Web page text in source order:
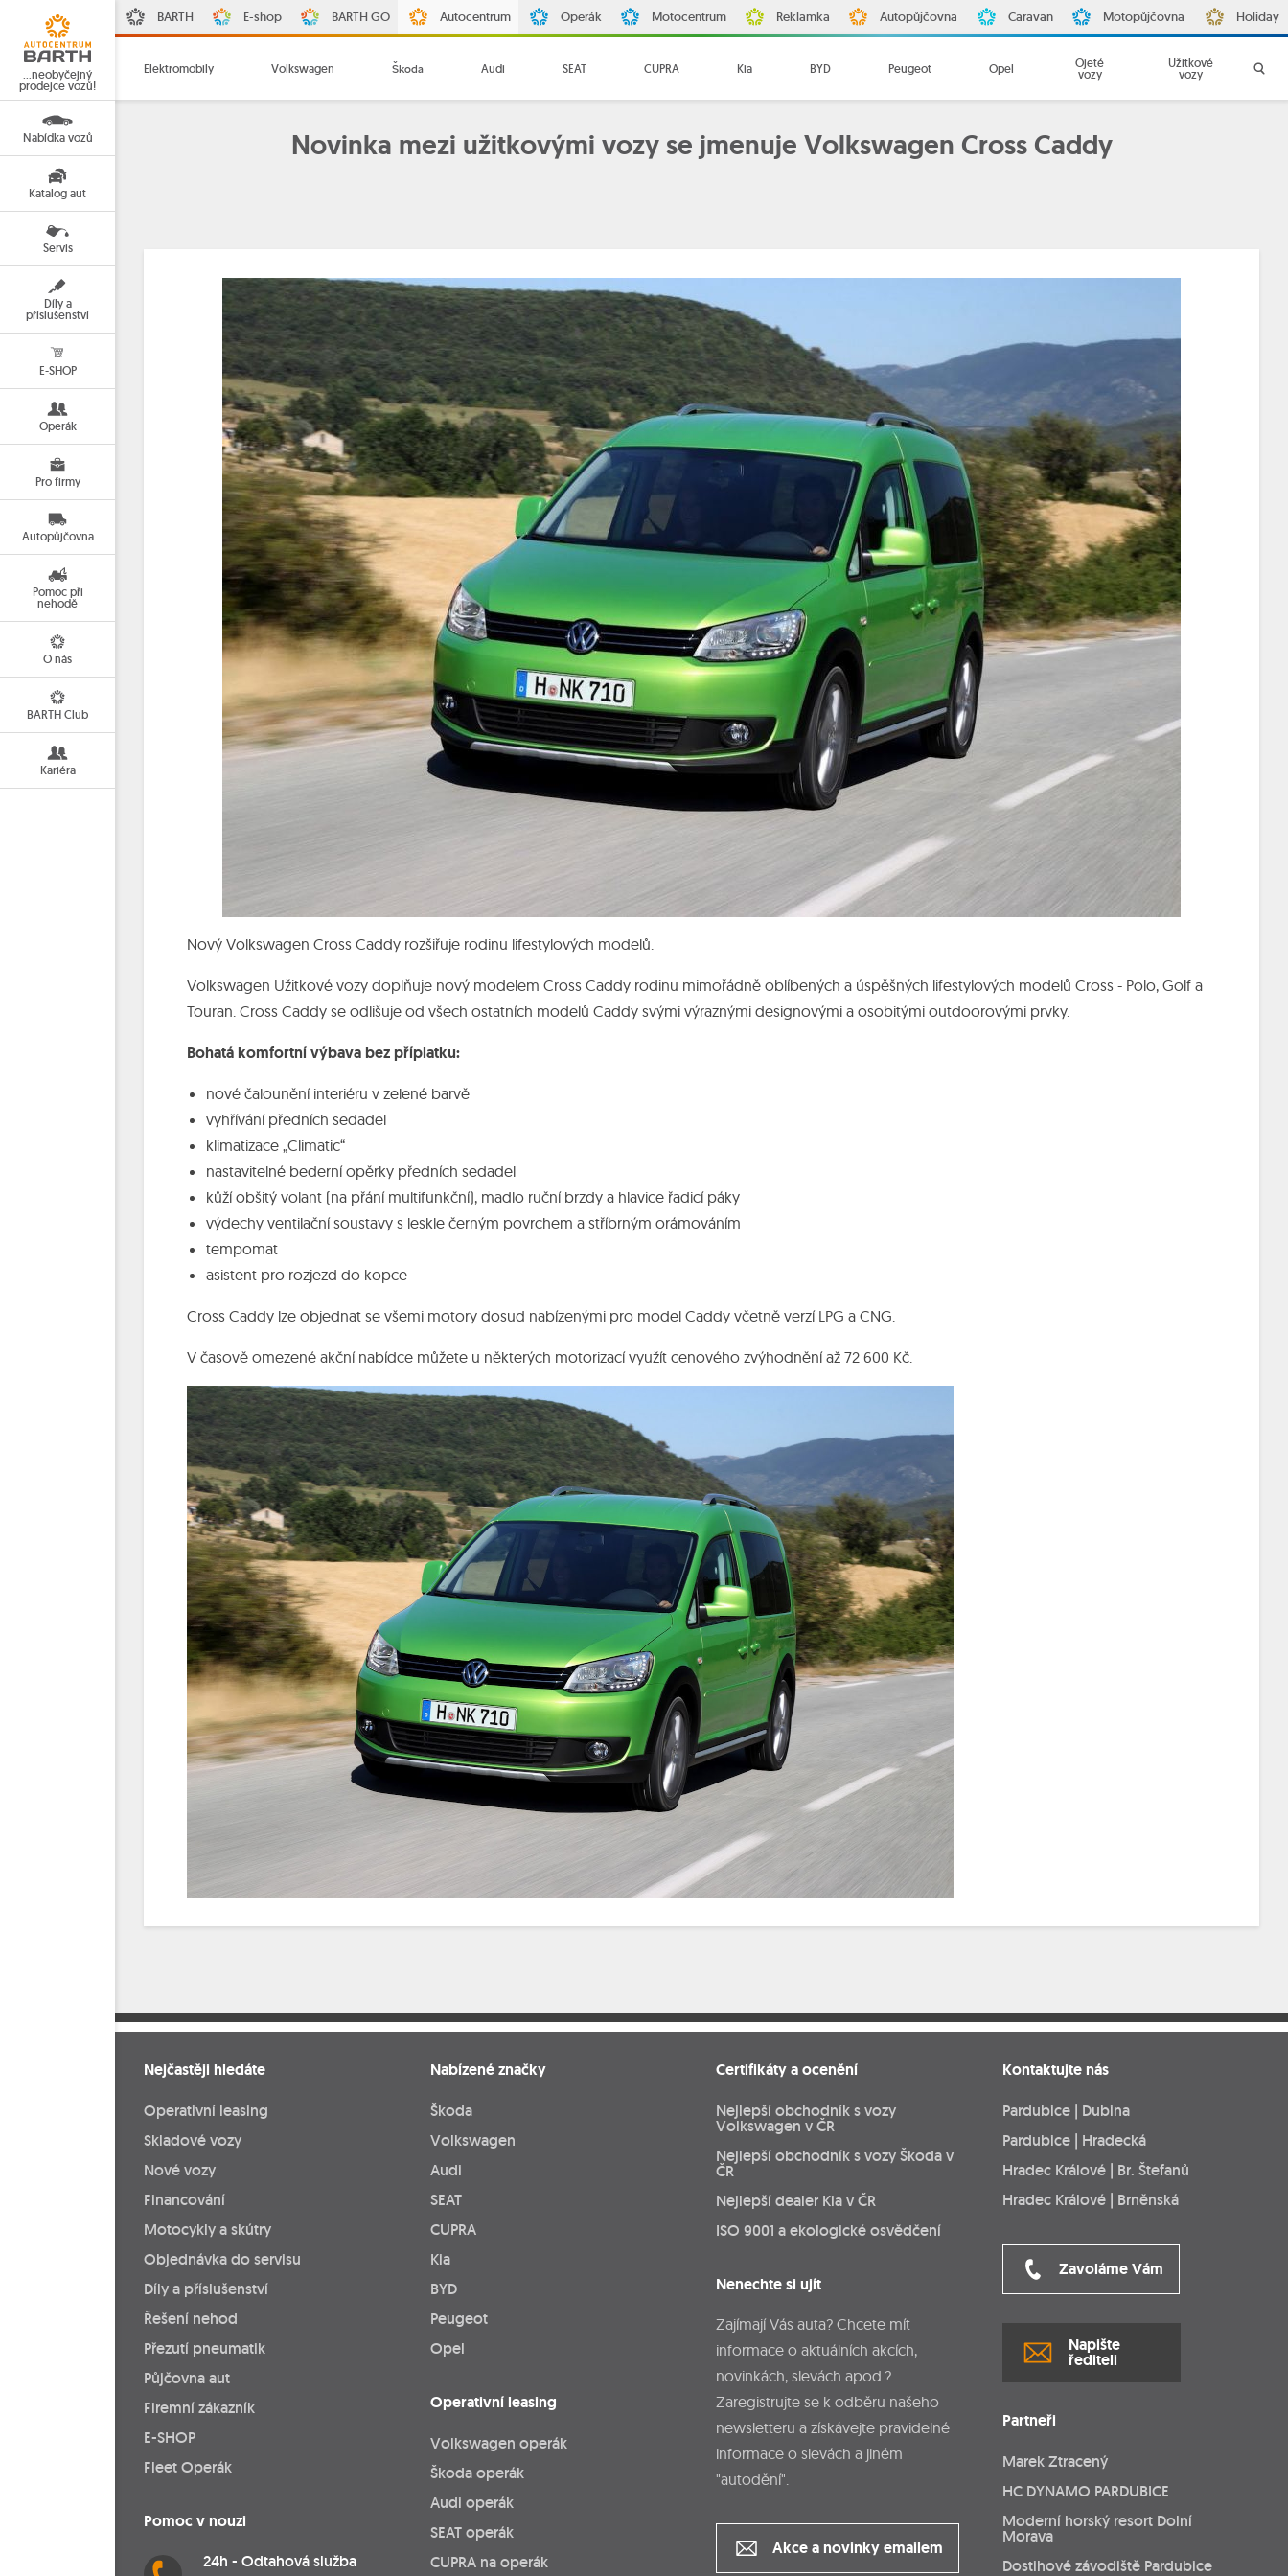
…neobyčejný
prodejce vozů!
Nabídka vozů
Katalog aut
Servis
Díly a
příslušenství
E-SHOP
Operák
Pro firmy
Autopůjčovna
Pomoc při
nehodě
O nás
BARTH Club
Kariéra
BARTH E-shop BARTH GO Autocentrum Operák Motocentrum Reklamka Autopůjčovna Caravan Motopůjčovna Holiday
Elektromobily Volkswagen Škoda Audi SEAT CUPRA Kia BYD Peugeot Opel
Ojeté
vozy
Užitkové
vozy
Novinka mezi užitkovými vozy se jmenuje Volkswagen Cross Caddy
Nový Volkswagen Cross Caddy rozšiřuje rodinu lifestylových modelů.
Volkswagen Užitkové vozy doplňuje nový modelem Cross Caddy rodinu mimořádně oblíbených a úspěšných lifestylových modelů Cross - Polo, Golf a
Touran. Cross Caddy se odlišuje od všech ostatních modelů Caddy svými výraznými designovými a osobitými outdoorovými prvky.
Bohatá komfortní výbava bez příplatku:
nové čalounění interiéru v zelené barvě
vyhřívání předních sedadel
klimatizace „Climatic“
nastavitelné bederní opěrky předních sedadel
kůží obšitý volant (na přání multifunkční), madlo ruční brzdy a hlavice řadicí páky
výdechy ventilační soustavy s leskle černým povrchem a stříbrným orámováním
tempomat
asistent pro rozjezd do kopce
Cross Caddy lze objednat se všemi motory dosud nabízenými pro model Caddy včetně verzí LPG a CNG.
V časově omezené akční nabídce můžete u některých motorizací využít cenového zvýhodnění až 72 600 Kč.
Nejčastěji hledáte
Operativní leasing
Skladové vozy
Nové vozy
Financování
Motocykly a skútry
Objednávka do servisu
Díly a příslušenství
Řešení nehod
Přezutí pneumatik
Půjčovna aut
Firemní zákazník
E-SHOP
Fleet Operák
Pomoc v nouzi
24h - Odtahová služba
Nabízené značky
Škoda
Volkswagen
Audi
SEAT
CUPRA
Kia
BYD
Peugeot
Opel
Operativní leasing
Volkswagen operák
Škoda operák
Audi operák
SEAT operák
CUPRA na operák
Certifikáty a ocenění
Nejlepší obchodník s vozy
Volkswagen v ČR
Nejlepší obchodník s vozy Škoda v
ČR
Nejlepší dealer Kia v ČR
ISO 9001 a ekologické osvědčení
Nenechte si ujít
Zajímají Vás auta? Chcete mít
informace o aktuálních akcích,
novinkách, slevách apod.?
Zaregistrujte se k odběru našeho
newsletteru a získávejte pravidelné
informace o slevách a jiném
"autodění".
Akce a novinky emailem
Kontaktujte nás
Pardubice | Dubina
Pardubice | Hradecká
Hradec Králové | Br. Štefanů
Hradec Králové | Brněnská
Zavoláme Vám
Napište
řediteli
Partneři
Marek Ztracený
HC DYNAMO PARDUBICE
Moderní horský resort Dolní
Morava
Dostihové závodiště Pardubice